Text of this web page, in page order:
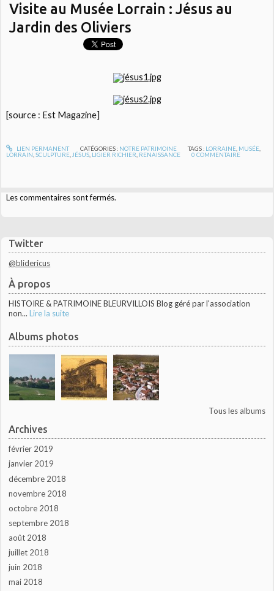
Twitter
@blidericus
À propos
HISTOIRE & PATRIMOINE BLEURVILLOIS Blog géré par l'association
non... Lire la suite
Albums photos
Tous les albums
Archives
février 2019
janvier 2019
décembre 2018
novembre 2018
octobre 2018
septembre 2018
août 2018
juillet 2018
juin 2018
mai 2018
Visite au Musée Lorrain : Jésus au
Jardin des Oliviers
[source : Est Magazine]
LIEN PERMANENT CATÉGORIES : NOTRE PATRIMOINE TAGS : LORRAINE MUSÉE
LORRAIN ,SCULPTURE JÉSUS LIGIER RICHIER RENAISSANCE 0 COMMENTAIRE
Les commentaires sont fermés.